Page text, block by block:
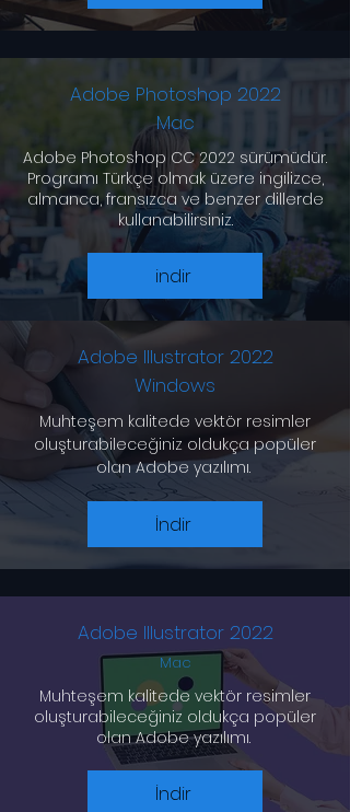
Adobe Photoshop 2022
Mac
Adobe Photoshop CC 2022 sürümüdür.
Programı Türkçe olmak üzere ingilizce,
almanca, fransızca ve benzer dillerde
kullanabilirsiniz.
indir
Adobe Illustrator 2022
Windows
Muhteşem kalitede vektör resimler
oluşturabileceğiniz oldukça popüler
olan Adobe yazılımı.
İndir
Adobe Illustrator 2022
Mac
Muhteşem kalitede vektör resimler
oluşturabileceğiniz oldukça popüler
olan Adobe yazılımı.
İndir